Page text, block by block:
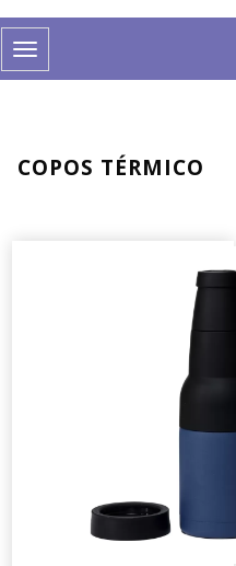
Toggle
navigation
COPOS TÉRMICO